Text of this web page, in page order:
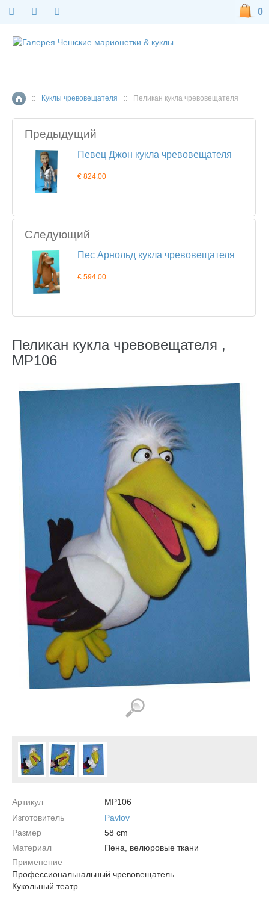
Главная страница
:: Куклы чревовещателя :: Пеликан кукла чревовещателя
Предыдущий
Певец Джон кукла чревовещателя
€ 824.00
Следующий
Пес Арнольд кукла чревовещателя
€ 594.00
Пеликан кукла чревовещателя ,
MP106
Артикул
MP106
Изготовитель
Pavlov
Размер
58 cm
Материал
Пена, велюровые ткани
Применение
Профессиональнальный чревовещатель
Кукольный театр
0